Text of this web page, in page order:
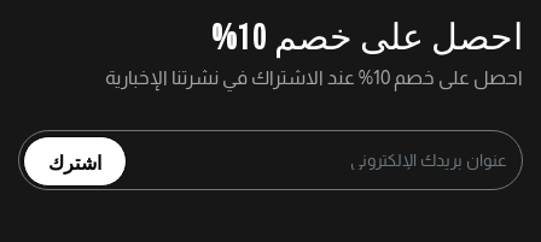
احصل على خصم 10%
احصل على خصم 10% عند الاشتراك في نشرتنا الإخبارية
اشترك